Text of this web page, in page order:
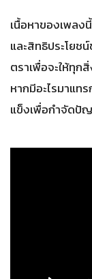
เนื้อหาของเพล
และสิทธิประโยช
ตราเพื่อจะให้ทุก
หากมีอะไรมาแท
แข็งเพื่อกำจัดปั